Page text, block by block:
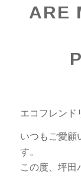
ARE
エコフレンド
いつもご愛顧
す。
この度、坪田